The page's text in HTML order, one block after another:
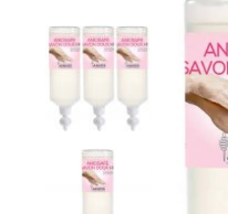
MATÉRIEL
DE
NETTOYAGE
HYGIÈNE
DE
PERSONNE
savon
doux
1 litre -
Lot de 3
RÉF :
01.1268
MARQUE :